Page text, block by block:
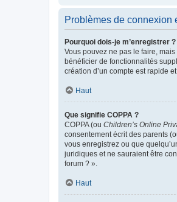
Problèmes de connexion
Pourquoi dois-je m’enregistrer ?
Vous pouvez ne pas le faire,
bénéficier de fonctionnalités
création d’un compte est rapide
Haut
Que signifie COPPA ?
COPPA (ou Children’s Online
consentement écrit des parents
vous enregistrez ou que
juridiques et ne sauraient être
forum ? ».
Haut